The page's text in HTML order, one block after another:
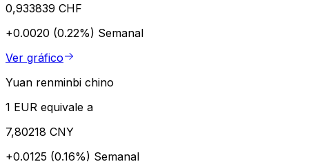
0,933839 CHF
+0.0020 (0.22%) Semanal
Ver gráfico
Yuan renminbi chino
1 EUR equivale a
7,80218 CNY
+0.0125 (0.16%) Semanal